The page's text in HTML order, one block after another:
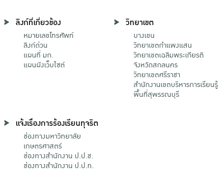
ลิงก์ที่เกี่ยวข้อง
หมายเลขโทรศัพท์
ลิงก์ด่วน
แผนที่ มก.
แผนผังเว็บไซต์
วิทยาเขต
บางเขน
วิทยาเขตกําแพงแสน
วิทยาเขตเฉลิมพระเกียรติ
จังหวัดสกลนคร
วิทยาเขตศรีราชา
สำนักงานเขตบริหารการเรียนรู้
พื้นที่สุพรรณบุรี
แจ้งเรื่องการร้องเรียนทุจริต
ช่องทางมหาวิทยาลัย
เกษตรศาสตร์
ช่องทางสำนักงาน ป.ป.ช.
ช่องทางสำนักงาน ป.ป.ท.